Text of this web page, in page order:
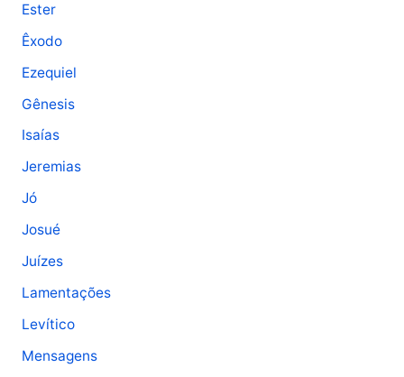
Ester
Êxodo
Ezequiel
Gênesis
Isaías
Jeremias
Jó
Josué
Juízes
Lamentações
Levítico
Mensagens